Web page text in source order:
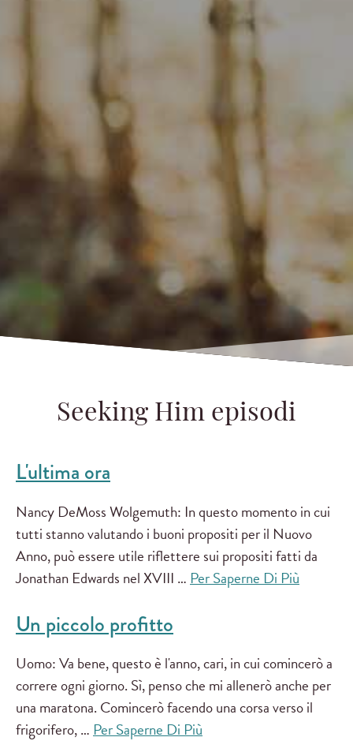
Seeking Him episodi
L'ultima ora
Nancy DeMoss Wolgemuth: In questo momento in cui
tutti stanno valutando i buoni propositi per il Nuovo
Anno, può essere utile riflettere sui propositi fatti da
Jonathan Edwards nel XVIII … Per Saperne Di Più
Un piccolo profitto
Uomo: Va bene, questo è l'anno, cari, in cui comincerò a
correre ogni giorno. Sì, penso che mi allenerò anche per
una maratona. Comincerò facendo una corsa verso il
frigorifero, …Per Saperne Di Più